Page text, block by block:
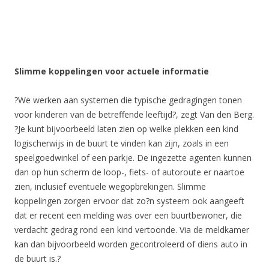
Slimme koppelingen voor actuele informatie
?We werken aan systemen die typische gedragingen tonen
voor kinderen van de betreffende leeftijd?, zegt Van den Berg.
?Je kunt bijvoorbeeld laten zien op welke plekken een kind
logischerwijs in de buurt te vinden kan zijn, zoals in een
speelgoedwinkel of een parkje. De ingezette agenten kunnen
dan op hun scherm de loop-, fiets- of autoroute er naartoe
zien, inclusief eventuele wegopbrekingen. Slimme
koppelingen zorgen ervoor dat zo?n systeem ook aangeeft
dat er recent een melding was over een buurtbewoner, die
verdacht gedrag rond een kind vertoonde. Via de meldkamer
kan dan bijvoorbeeld worden gecontroleerd of diens auto in
de buurt is.?